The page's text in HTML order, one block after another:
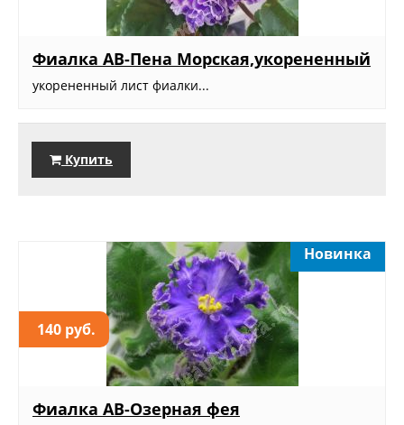
Фиалка АВ-Пена Морская,укорененный
укорененный лист фиалки...
Купить
140 руб.
Новинка
Фиалка АВ-Озерная фея